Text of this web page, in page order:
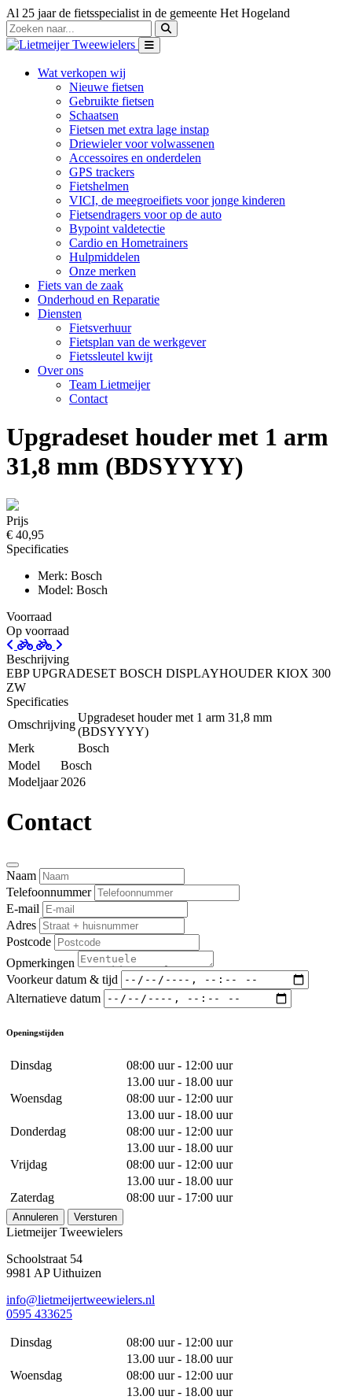
Al 25 jaar de fietsspecialist in de gemeente Het Hogeland
Wat verkopen wij
Nieuwe fietsen
Gebruikte fietsen
Schaatsen
Fietsen met extra lage instap
Driewieler voor volwassenen
Accessoires en onderdelen
GPS trackers
Fietshelmen
VICI, de meegroeifiets voor jonge kinderen
Fietsendragers voor op de auto
Bypoint valdetectie
Cardio en Hometrainers
Hulpmiddelen
Onze merken
Fiets van de zaak
Onderhoud en Reparatie
Diensten
Fietsverhuur
Fietsplan van de werkgever
Fietssleutel kwijt
Over ons
Team Lietmeijer
Contact
Upgradeset houder met 1 arm
31,8 mm (BDSYYYY)
Prijs
€ 40,95
Specificaties
Merk: Bosch
Model: Bosch
Voorraad
Op voorraad
Beschrijving
EBP UPGRADESET BOSCH DISPLAYHOUDER KIOX 300
ZW
Specificaties
Omschrijving
Upgradeset houder met 1 arm 31,8 mm
(BDSYYYY)
Merk
Bosch
Model
Bosch
Modeljaar 2026
Contact
Naam
Telefoonnummer
E-mail
Adres
Postcode
Opmerkingen
Voorkeur datum & tijd
Alternatieve datum
Openingstijden
Dinsdag
08:00 uur - 12:00 uur
13.00 uur - 18.00 uur
Woensdag
08:00 uur - 12:00 uur
13.00 uur - 18.00 uur
Donderdag
08:00 uur - 12:00 uur
13.00 uur - 18.00 uur
Vrijdag
08:00 uur - 12:00 uur
13.00 uur - 18.00 uur
Zaterdag
08:00 uur - 17:00 uur
Annuleren Versturen
Lietmeijer Tweewielers
Schoolstraat 54
9981 AP Uithuizen
info@lietmeijertweewielers.nl
0595 433625
Dinsdag
08:00 uur - 12:00 uur
13.00 uur - 18.00 uur
Woensdag
08:00 uur - 12:00 uur
13.00 uur - 18.00 uur